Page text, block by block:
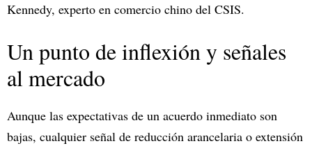
Kennedy, experto en comercio chino del CSIS.
Un punto de inflexión y señales
al mercado
Aunque las expectativas de un acuerdo inmediato son
bajas, cualquier señal de reducción arancelaria o extensión